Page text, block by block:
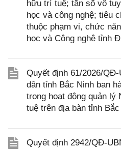
hữu trí tuệ; tần số vô
học và công nghệ; tiêu
thuộc phạm vi, chức
học và Công nghệ tỉnh
Quyết định 61/2026/
dân tỉnh Bắc Ninh ban
trong hoạt động quản
tuệ trên địa bàn tỉnh
Quyết định 2942/QĐ-